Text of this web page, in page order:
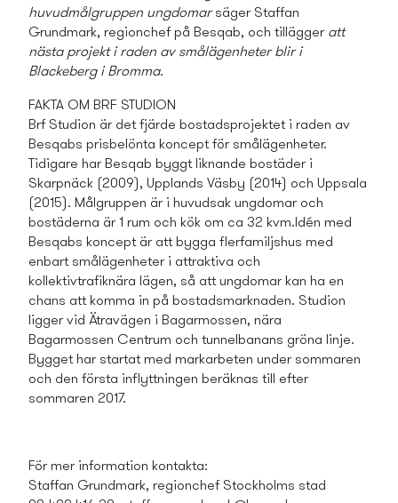
huvudmålgruppen ungdomarsäger Staffan
Grundmark, regionchef på Besqab, och tillägger att
nästa projekt i raden av smålägenheter blir i
Blackeberg i Bromma.
FAKTA OM BRF STUDION
Brf Studion är det fjärde bostads­projektet i raden av
Besqabs prisbelönta koncept för smålägenheter.
Tidigare har Besqab byggt liknande bostäder i
Skarpnäck (2009), Upplands Väsby (2014) och Uppsala
(2015). Målgruppen är i huvudsak ungdomar och
bostäderna är 1 rum och kök om ca 32 kvm.Idén med
Besqabs koncept är att bygga flerfamiljshus med
enbart smålägenheter i attraktiva och
kollektivtrafiknära lägen, så att ungdomar kan ha en
chans att komma in på bostads­marknaden. Studion
ligger vid Ätravägen i Bagarmossen, nära
Bagarmossen Centrum och tunnelbanans gröna linje.
Bygget har startat med markarbeten under sommaren
och den första inflyttningen beräknas till efter
sommaren 2017.
För mer information kontakta:
Staffan Grundmark, regionchef Stockholms stad